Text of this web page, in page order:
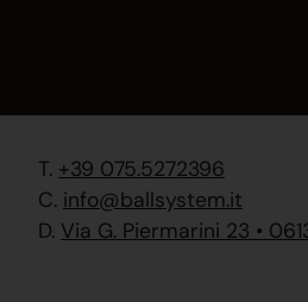
T. +39 075.5272396
C. info@ballsystem.it
D. Via G. Piermarini 23 •